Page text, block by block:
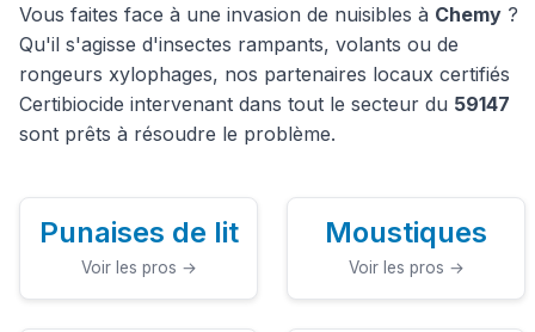
Vous faites face à une invasion de nuisibles à Chemy ?
Qu'il s'agisse d'insectes rampants, volants ou de
rongeurs xylophages, nos partenaires locaux certifiés
Certibiocide intervenant dans tout le secteur du 59147
sont prêts à résoudre le problème.
Punaises de lit
Voir les pros →
Moustiques
Voir les pros →